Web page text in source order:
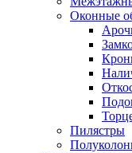
Оконные
Пилястры